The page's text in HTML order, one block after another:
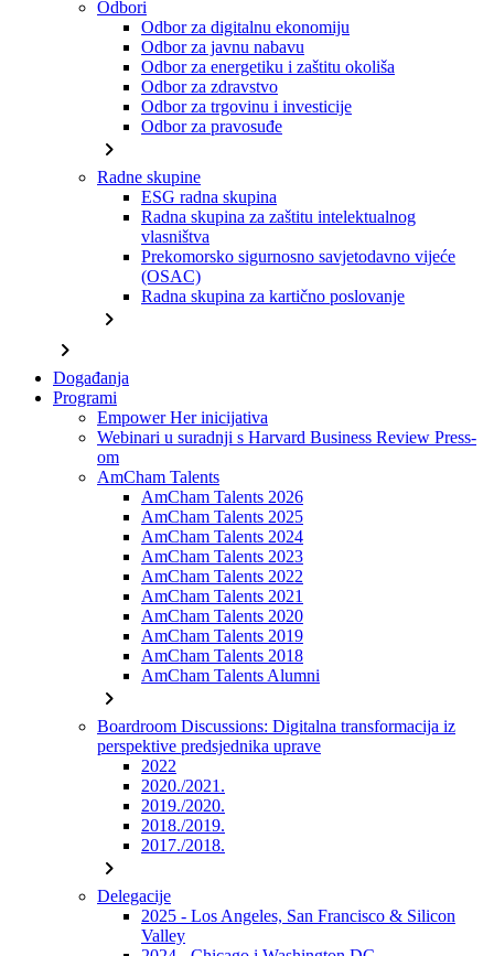
Odbori
Odbor za digitalnu ekonomiju
Odbor za javnu nabavu
Odbor za energetiku i zaštitu okoliša
Odbor za zdravstvo
Odbor za trgovinu i investicije
Odbor za pravosuđe
chevron_right
Radne skupine
ESG radna skupina
Radna skupina za zaštitu intelektualnog
vlasništva
Prekomorsko sigurnosno savjetodavno vijeće
(OSAC)
Radna skupina za kartično poslovanje
chevron_right
chevron_right
Događanja
Programi
Empower Her inicijativa
Webinari u suradnji s Harvard Business Review Press-
om
AmCham Talents
AmCham Talents 2026
AmCham Talents 2025
AmCham Talents 2024
AmCham Talents 2023
AmCham Talents 2022
AmCham Talents 2021
AmCham Talents 2020
AmCham Talents 2019
AmCham Talents 2018
AmCham Talents Alumni
chevron_right
Boardroom Discussions: Digitalna transformacija iz
perspektive predsjednika uprave
2022
2020./2021.
2019./2020.
2018./2019.
2017./2018.
chevron_right
Delegacije
2025 - Los Angeles, San Francisco & Silicon
Valley